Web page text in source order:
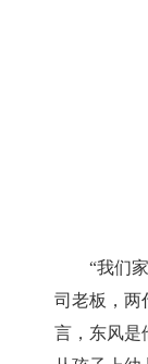
“我们
司老板，两
言，东风是